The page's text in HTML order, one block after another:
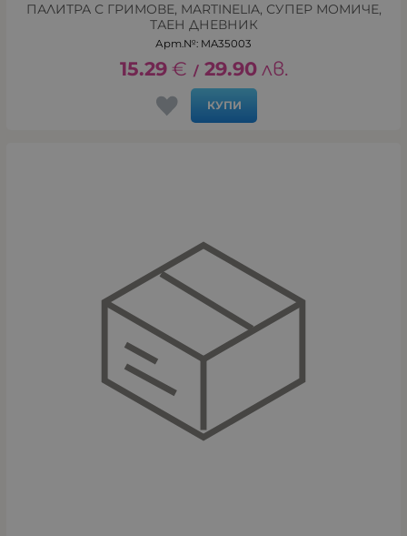
ПАЛИТРА С ГРИМОВЕ, MARTINELIA, СУПЕР МОМИЧЕ,
ТАЕН ДНЕВНИК
Арт.№: MA35003
15.29 € / 29.90 лв.
КУПИ